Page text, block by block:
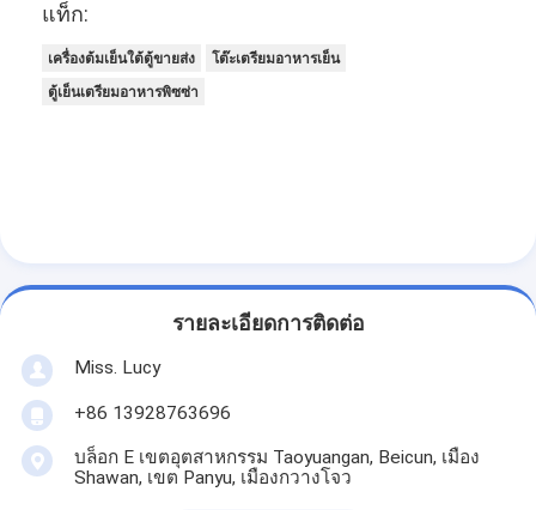
แท็ก:
เครื่องต้มเย็นใต้ตู้ขายส่ง
โต๊ะเตรียมอาหารเย็น
ตู้เย็นเตรียมอาหารพิซซ่า
รายละเอียดการติดต่อ
Miss. Lucy
+86 13928763696
บล็อก E เขตอุตสาหกรรม Taoyuangan, Beicun, เมือง
Shawan, เขต Panyu, เมืองกวางโจว